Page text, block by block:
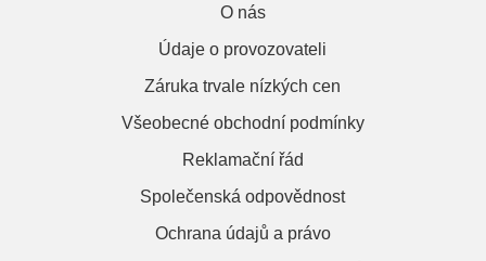
O nás
Údaje o provozovateli
Záruka trvale nízkých cen
Všeobecné obchodní podmínky
Reklamační řád
Společenská odpovědnost
Ochrana údajů a právo